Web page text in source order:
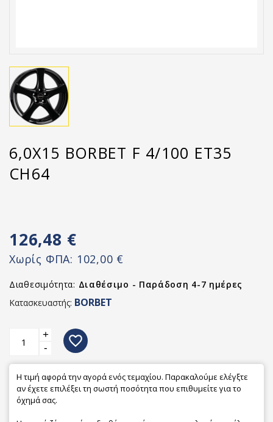
6,0X15 BORBET F 4/100 ET35
CH64
126,48 €
Χωρίς ΦΠΑ: 102,00 €
Διαθεσιμότητα: Διαθέσιμο - Παράδοση 4-7 ημέρες
Κατασκευαστής: BORBET
+
-
favorite_border
Η τιμή αφορά την αγορά ενός τεμαχίου. Παρακαλούμε ελέγξτε
αν έχετε επιλέξει τη σωστή ποσότητα που επιθυμείτε για το
όχημά σας.